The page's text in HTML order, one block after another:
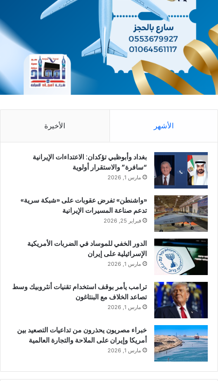
الأشهر الأخيرة
بغداد وأبوظبي تؤكدان: الاعتداءات الإيرانية
“سافرة” والاستقرار أولوية
مارس 1, 2026
«واشنطن» تفرض عقوبات على «شبكة سرية»
تدعم صناعة المسيرات الإيرانية
فبراير 25, 2026
الدور الخفي للموساد في الضربات الأمريكية
الإسرائيلية على إيران
مارس 1, 2026
ترامب يأمر بوقف استخدام تقنيات أنثروبيك وسط
تصاعد الخلاف مع البنتاغون
مارس 1, 2026
خبراء مصريون يحذرون من تداعيات التصعيد بين
أمريكا وإيران على الملاحة والتجارة العالمية
مارس 1, 2026